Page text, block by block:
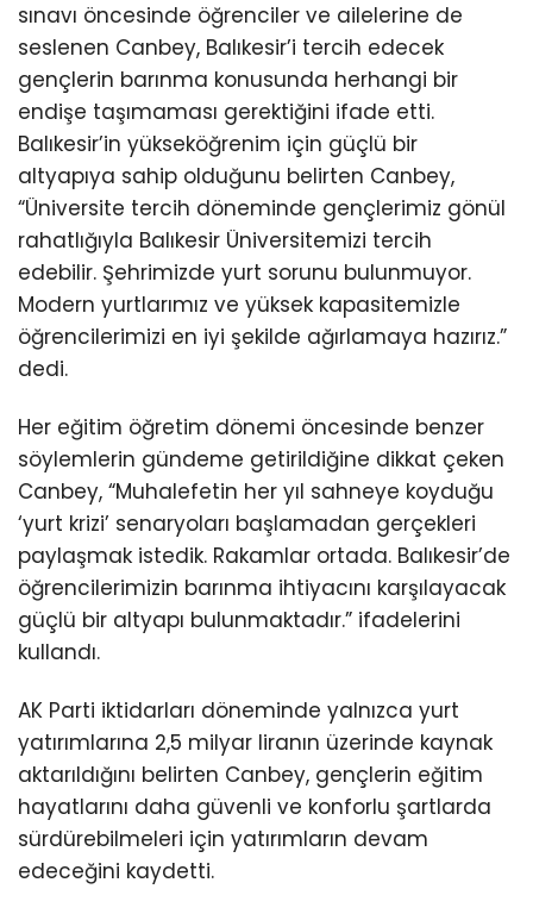
sınavı öncesinde öğrenciler ve ailelerine de
seslenen Canbey, Balıkesir’i tercih edecek
gençlerin barınma konusunda herhangi bir
endişe taşımaması gerektiğini ifade etti.
Balıkesir’in yükseköğrenim için güçlü bir
altyapıya sahip olduğunu belirten Canbey,
“Üniversite tercih döneminde gençlerimiz gönül
rahatlığıyla Balıkesir Üniversitemizi tercih
edebilir. Şehrimizde yurt sorunu bulunmuyor.
Modern yurtlarımız ve yüksek kapasitemizle
öğrencilerimizi en iyi şekilde ağırlamaya hazırız.”
dedi.
Her eğitim öğretim dönemi öncesinde benzer
söylemlerin gündeme getirildiğine dikkat çeken
Canbey, “Muhalefetin her yıl sahneye koyduğu
‘yurt krizi’ senaryoları başlamadan gerçekleri
paylaşmak istedik. Rakamlar ortada. Balıkesir’de
öğrencilerimizin barınma ihtiyacını karşılayacak
güçlü bir altyapı bulunmaktadır.” ifadelerini
kullandı.
AK Parti iktidarları döneminde yalnızca yurt
yatırımlarına 2,5 milyar liranın üzerinde kaynak
aktarıldığını belirten Canbey, gençlerin eğitim
hayatlarını daha güvenli ve konforlu şartlarda
sürdürebilmeleri için yatırımların devam
edeceğini kaydetti.